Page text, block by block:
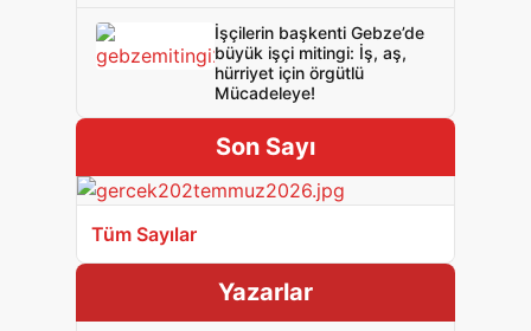
İşçilerin başkenti Gebze’de
büyük işçi mitingi: İş, aş,
hürriyet için örgütlü
Mücadeleye!
Son Sayı
Tüm Sayılar
Yazarlar